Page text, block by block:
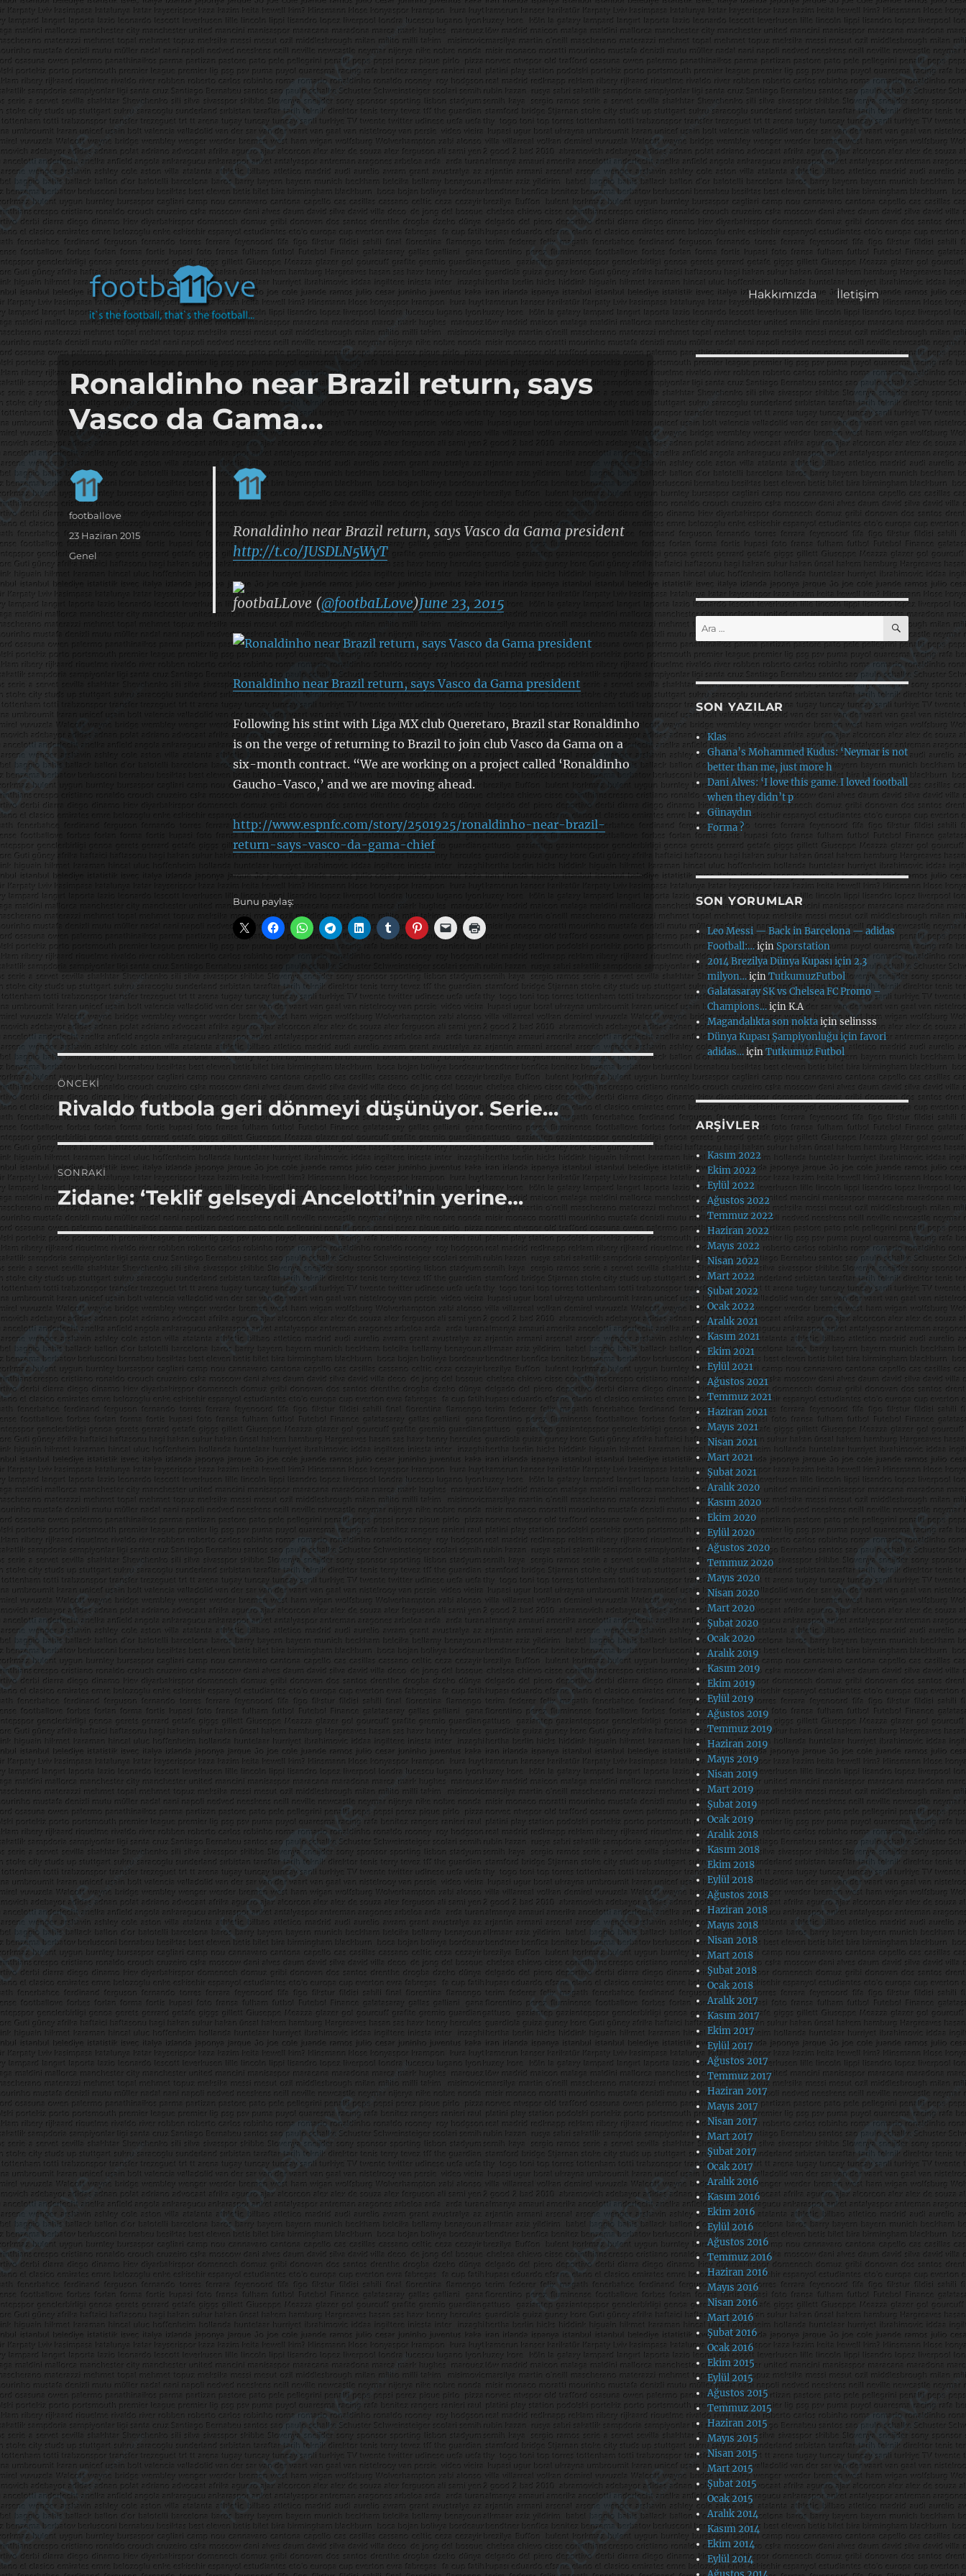
footbaLLove
it's the football, that's the football…
Hakkımızda İletişim
Ronaldinho near Brazil return, says
Vasco da Gama…
Ronaldinho near Brazil return, says Vasco da Gama president
http://t.co/JUSDLN5WyT
footbaLLove (@footbaLLove)June 23, 2015
Ronaldinho near Brazil return, says Vasco da Gama president
Following his stint with Liga MX club Queretaro, Brazil star Ronaldinho
is on the verge of returning to Brazil to join club Vasco da Gama on a
six-month contract. “We are working on a project called ‘Ronaldinho
Gaucho-Vasco,’ and we are moving ahead.
http://www.espnfc.com/story/2501925/ronaldinho-near-brazil-
return-says-vasco-da-gama-chief
Bunu paylaş:
Yazar
footballove
Yayın
tarihi
23 Haziran 2015
Kategoriler
Genel
Yazı
gezinmesi
ÖNCEKI
Önceki
yazı:
Rivaldo futbola geri dönmeyi düşünüyor. Serie…
SONRAKI
Sonraki
yazı:
Zidane: ‘Teklif gelseydi Ancelotti’nin yerine…
Ara: ARA
SON YAZILAR
Klas
Ghana’s Mohammed Kudus: ‘Neymar is not
better than me, just more h
Dani Alves: ‘I love this game. I loved football
when they didn’t p
Günaydın
Forma ?
SON YORUMLAR
Leo Messi — Back in Barcelona — adidas
Football:…içinSporstation
2014 Brezilya Dünya Kupası için 2.3
milyon…içinTutkumuzFutbol
Galatasaray SK vs Chelsea FC Promo –
Champions…içinK.A
Magandalıkta son noktaiçinselinsss
Dünya Kupası Şampiyonluğu için favori
adidas…içinTutkumuz Futbol
ARŞIVLER
Kasım 2022
Ekim 2022
Eylül 2022
Ağustos 2022
Temmuz 2022
Haziran 2022
Mayıs 2022
Nisan 2022
Mart 2022
Şubat 2022
Ocak 2022
Aralık 2021
Kasım 2021
Ekim 2021
Eylül 2021
Ağustos 2021
Temmuz 2021
Haziran 2021
Mayıs 2021
Nisan 2021
Mart 2021
Şubat 2021
Aralık 2020
Kasım 2020
Ekim 2020
Eylül 2020
Ağustos 2020
Temmuz 2020
Mayıs 2020
Nisan 2020
Mart 2020
Şubat 2020
Ocak 2020
Aralık 2019
Kasım 2019
Ekim 2019
Eylül 2019
Ağustos 2019
Temmuz 2019
Haziran 2019
Mayıs 2019
Nisan 2019
Mart 2019
Şubat 2019
Ocak 2019
Aralık 2018
Kasım 2018
Ekim 2018
Eylül 2018
Ağustos 2018
Haziran 2018
Mayıs 2018
Nisan 2018
Mart 2018
Şubat 2018
Ocak 2018
Aralık 2017
Kasım 2017
Ekim 2017
Eylül 2017
Ağustos 2017
Temmuz 2017
Haziran 2017
Mayıs 2017
Nisan 2017
Mart 2017
Şubat 2017
Ocak 2017
Aralık 2016
Kasım 2016
Ekim 2016
Eylül 2016
Ağustos 2016
Temmuz 2016
Haziran 2016
Mayıs 2016
Nisan 2016
Mart 2016
Şubat 2016
Ocak 2016
Ekim 2015
Eylül 2015
Ağustos 2015
Temmuz 2015
Haziran 2015
Mayıs 2015
Nisan 2015
Mart 2015
Şubat 2015
Ocak 2015
Aralık 2014
Kasım 2014
Ekim 2014
Eylül 2014